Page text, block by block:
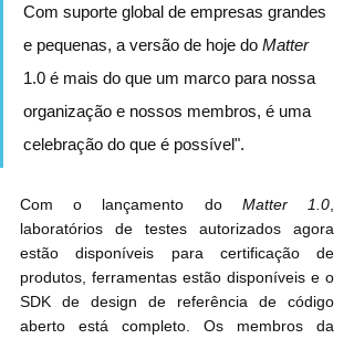
Com suporte global de empresas grandes
e pequenas, a versão de hoje do Matter
1.0 é mais do que um marco para nossa
organização e nossos membros, é uma
celebração do que é possível".
Com o lançamento do Matter 1.0
laboratórios de testes autorizados agora
estão disponíveis para certificação de
produtos, ferramentas estão disponíveis e o
SDK de design de referência de código
aberto está completo. Os membros da